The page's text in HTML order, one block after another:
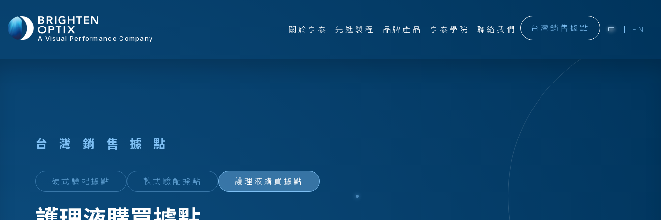
A Visual Performance Company
關於亨泰 先進製程 品牌產品 亨泰學院 聯絡我們 台灣銷售據點 中 EN
台 灣 銷 售 據 點
硬式驗配據點 軟式驗配據點 護理液購買據點